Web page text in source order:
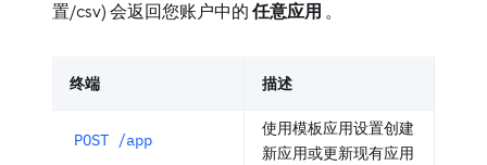
置/csv) 会返回您账户中的 任意应用 。
终端 描述
POST /app
使用模板应用设置创建
新应用或更新现有应用